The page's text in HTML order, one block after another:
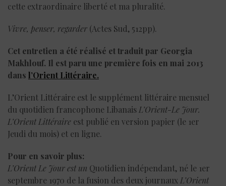
cette extraordinaire liberté et ma pluralité.
Vivre, penser, regarder (Actes Sud, 512pp).
Cet entretien a été réalisé et traduit par Georgia
Makhlouf. Il est paru une première fois en mai 2013
dans l’Orient Littéraire.
L’Orient Littéraire est le supplément littéraire mensuel
du quotidien francophone Libanais L’Orient-Le Jour.
L’Orient Littéraire est publié en version papier (le 1er
Jeudi du mois) et en ligne.
Pour en savoir plus:
L’Orient Le Jour est un Quotidien indépendant, né le 1er
septembre 1970 de la fusion des deux journaux L’Orient